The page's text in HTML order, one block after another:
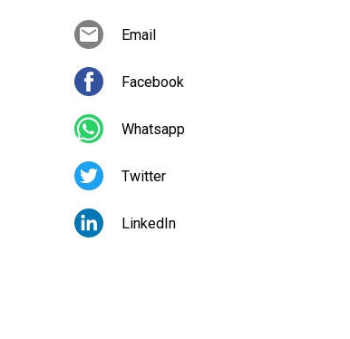
Email
Facebook
Whatsapp
Twitter
LinkedIn